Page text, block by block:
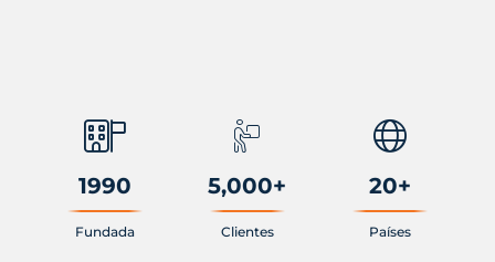
1990
Fundada
5,000+
Clientes
20+
Países